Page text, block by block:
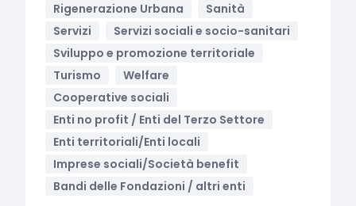
Rigenerazione Urbana
Sanità
Servizi
Servizi sociali e socio-sanitari
Sviluppo e promozione territoriale
Turismo
Welfare
Cooperative sociali
Enti no profit / Enti del Terzo Settore
Enti territoriali/Enti locali
Imprese sociali/Società benefit
Bandi delle Fondazioni / altri enti